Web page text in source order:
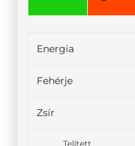
Energia
Fehérje
Zsír
Telített